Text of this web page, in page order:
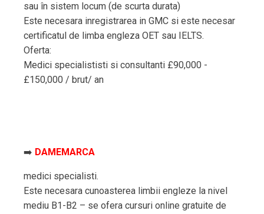
sau în sistem locum (de scurta durata)
Este necesara inregistrarea in GMC si este necesar
certificatul de limba engleza OET sau IELTS.
Oferta:
Medici specialististi si consultanti £90,000 -
£150,000 / brut/ an
➡️ DAMEMARCA
medici specialisti.
Este necesara cunoasterea limbii engleze la nivel
mediu B1-B2 – se ofera cursuri online gratuite de